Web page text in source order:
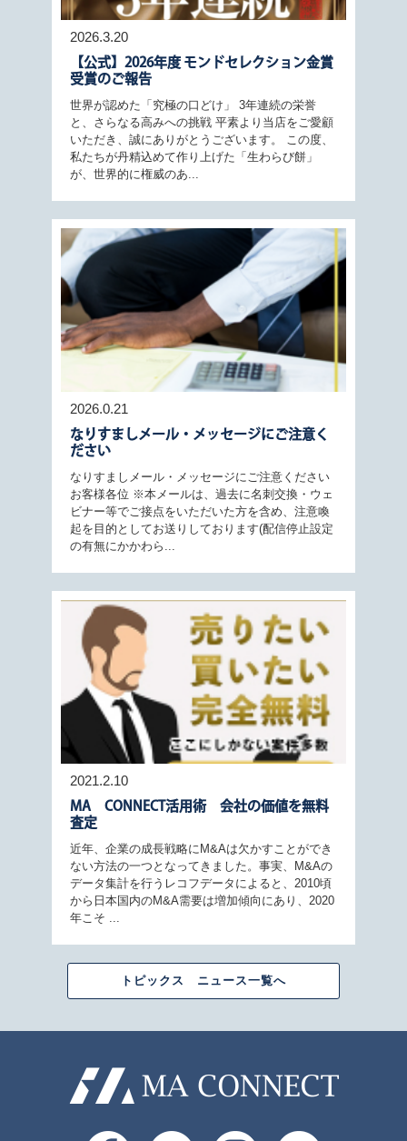
2026.3.20
【公式】2026年度 モンドセレクション金賞
受賞のご報告
世界が認めた「究極の口どけ」 3年連続の栄誉
と、さらなる高みへの挑戦 平素より当店をご愛顧
いただき、誠にありがとうございます。 この度、
私たちが丹精込めて作り上げた「生わらび餅」
が、世界的に権威のあ...
2026.0.21
なりすましメール・メッセージにご注意く
ださい
なりすましメール・メッセージにご注意ください
お客様各位 ※本メールは、過去に名刺交換・ウェ
ビナー等でご接点をいただいた方を含め、注意喚
起を目的としてお送りしております(配信停止設定
の有無にかかわら...
2021.2.10
MA CONNECT活用術 会社の価値を無料
査定
近年、企業の成長戦略にM&Aは欠かすことができ
ない方法の一つとなってきました。事実、M&Aの
データ集計を行うレコフデータによると、2010頃
から日本国内のM&A需要は増加傾向にあり、2020
年こそ ...
トピックス ニュース一覧へ